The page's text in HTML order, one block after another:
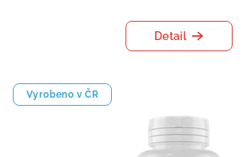
Detail
Vyrobeno v ČR